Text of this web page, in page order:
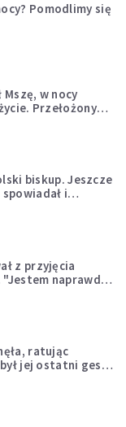
Pomodlimy się
Mszę, w nocy
Przełożony
biskup. Jeszcze
i
z przyjęcia
"Jestem naprawdę
ratując
jej ostatni gest